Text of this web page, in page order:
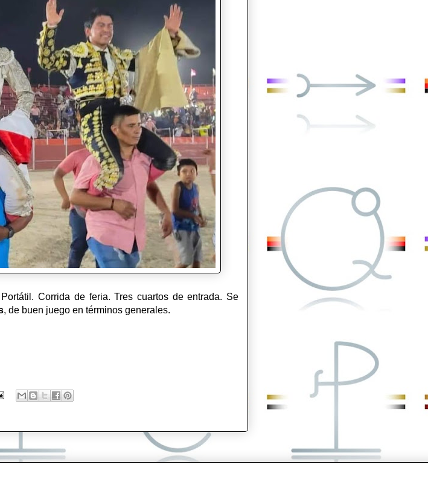
Corrida de feria. Tres cuartos de entrada. Se
, de buen juego en términos generales.